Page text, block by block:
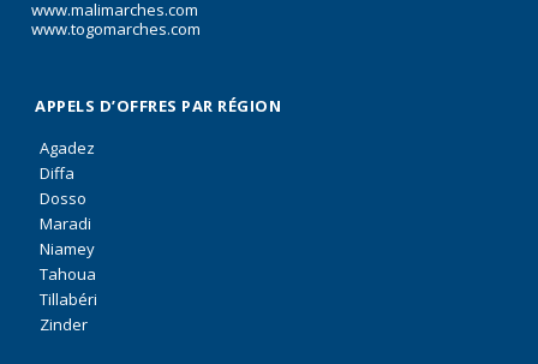
www.malimarches.com
www.togomarches.com
APPELS D’OFFRES PAR RÉGION
Agadez
Diffa
Dosso
Maradi
Niamey
Tahoua
Tillabéri
Zinder